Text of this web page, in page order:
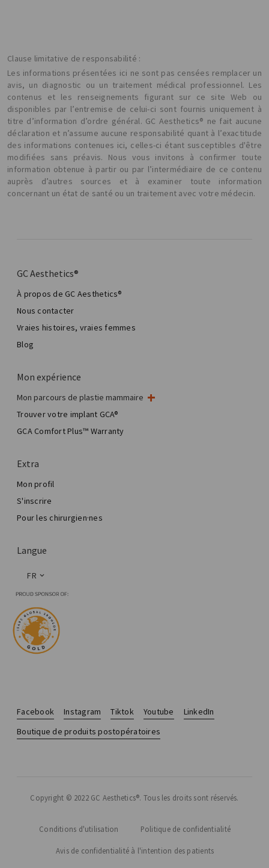
Clause limitative de responsabilité :
Les informations présentées ici ne sont pas censées remplacer un
avis, un diagnostic ou un traitement médical professionnel. Les
contenus et les renseignements figurant sur ce site Web ou
disponibles par l’entremise de celui-ci sont fournis uniquement à
titre d’information d’ordre général. GC Aesthetics® ne fait aucune
déclaration et n’assume aucune responsabilité quant à l’exactitude
des informations contenues ici, celles-ci étant susceptibles d'être
modifiées sans préavis. Nous vous invitons à confirmer toute
information obtenue à partir ou par l’intermédiaire de ce contenu
auprès d’autres sources et à examiner toute information
concernant un état de santé ou un traitement avec votre médecin.
GC Aesthetics®
À propos de GC Aesthetics®
Nous contacter
Vraies histoires, vraies femmes
Blog
Mon expérience
Mon parcours de plastie mammaire
Ma chirurgie mammaire
Chirurgie esthétique mammaire
Total Breast Reconstruction™
Trouver votre implant GCA®
GCA Comfort Plus™ Warranty
Extra
Mon profil
S'inscrire
Pour les chirurgien·nes
Langue
FR
Facebook Instagram Tiktok Youtube
LinkedIn
Boutique de produits postopératoires
Copyright © 2022 GC Aesthetics®. Tous les droits sont réservés.
Conditions d'utilisation Politique de confidentialité
Avis de confidentialité à l'intention des patients